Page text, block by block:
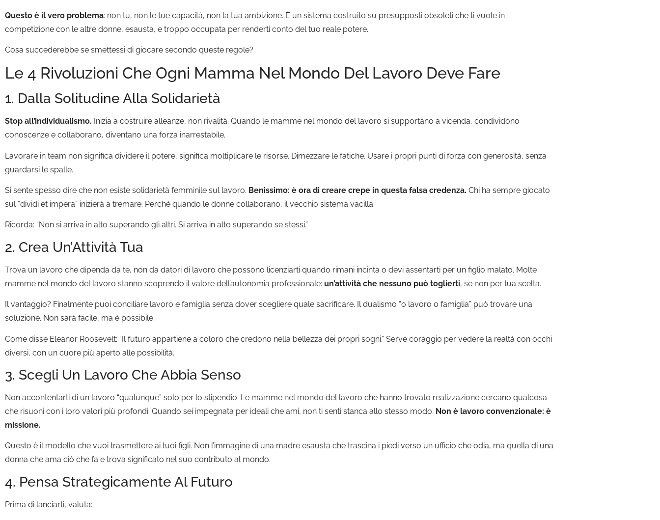
Questo è il vero problema: non tu, non le tue capacità, non la tua ambizione. È un sistema costruito su presupposti obsoleti che ti vuole in
competizione con le altre donne, esausta, e troppo occupata per renderti conto del tuo reale potere.
Cosa succederebbe se smettessi di giocare secondo queste regole?
Le 4 Rivoluzioni Che Ogni Mamma Nel Mondo Del Lavoro Deve Fare
1. Dalla Solitudine Alla Solidarietà
Stop all’individualismo. Inizia a costruire alleanze, non rivalità. Quando le mamme nel mondo del lavoro si supportano a vicenda, condividono
conoscenze e collaborano, diventano una forza inarrestabile.
Lavorare in team non significa dividere il potere, significa moltiplicare le risorse. Dimezzare le fatiche. Usare i propri punti di forza con generosità, senza
guardarsi le spalle.
Si sente spesso dire che non esiste solidarietà femminile sul lavoro. Benissimo: è ora di creare crepe in questa falsa credenza. Chi ha sempre giocato
sul “dividi et impera” inizierà a tremare. Perché quando le donne collaborano, il vecchio sistema vacilla.
Ricorda: “Non si arriva in alto superando gli altri. Si arriva in alto superando se stessi.”
2. Crea Un’Attività Tua
Trova un lavoro che dipenda da te, non da datori di lavoro che possono licenziarti quando rimani incinta o devi assentarti per un figlio malato. Molte
mamme nel mondo del lavoro stanno scoprendo il valore dell’autonomia professionale: un’attività che nessuno può toglierti, se non per tua scelta.
Il vantaggio? Finalmente puoi conciliare lavoro e famiglia senza dover scegliere quale sacrificare. Il dualismo “o lavoro o famiglia” può trovare una
soluzione. Non sarà facile, ma è possibile.
Come disse Eleanor Roosevelt: “Il futuro appartiene a coloro che credono nella bellezza dei propri sogni.” Serve coraggio per vedere la realtà con occhi
diversi, con un cuore più aperto alle possibilità.
3. Scegli Un Lavoro Che Abbia Senso
Non accontentarti di un lavoro “qualunque” solo per lo stipendio. Le mamme nel mondo del lavoro che hanno trovato realizzazione cercano qualcosa
che risuoni con i loro valori più profondi. Quando sei impegnata per ideali che ami, non ti senti stanca allo stesso modo. Non è lavoro convenzionale: è
missione.
Questo è il modello che vuoi trasmettere ai tuoi figli. Non l’immagine di una madre esausta che trascina i piedi verso un ufficio che odia, ma quella di una
donna che ama ciò che fa e trova significato nel suo contributo al mondo.
4. Pensa Strategicamente Al Futuro
Prima di lanciarti, valuta: